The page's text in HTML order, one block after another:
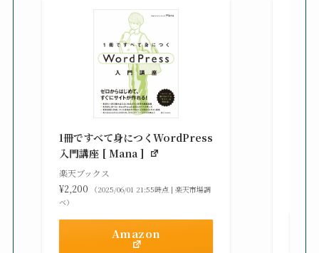
1冊ですべて身につくWordPress
入門講座 [ Mana ]
楽天ブックス
¥2,200
（2025/06/01 21:55時点 | 楽天市場調
べ）
Amazon